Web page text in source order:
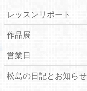
レッスンリポート
作品展
営業日
松島の日記とお知らせ